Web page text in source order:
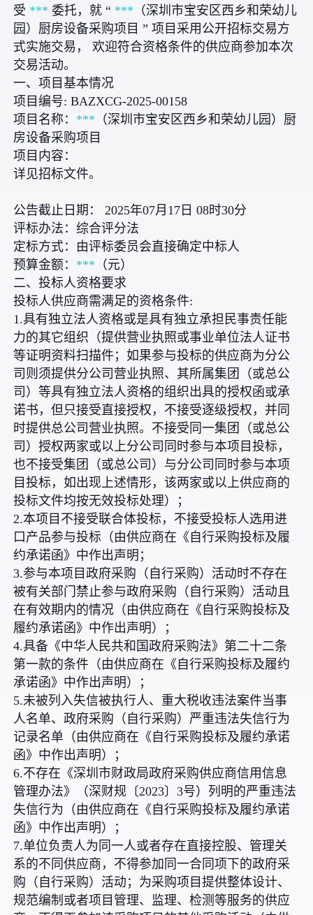
受 *** 委托，就 “ *** （深圳市宝安区西乡和荣幼儿
园）厨房设备采购项目 ” 项目采用公开招标交易方
式实施交易， 欢迎符合资格条件的供应商参加本次
交易活动。
一、项目基本情况
项目编号: BAZXCG-2025-00158
项目名称： *** （深圳市宝安区西乡和荣幼儿园）厨
房设备采购项目
项目内容：
详见招标文件。
公告截止日期： 2025年07月17日 08时30分
评标办法：综合评分法
定标方式：由评标委员会直接确定中标人
预算金额： *** （元）
二、投标人资格要求
投标人供应商需满足的资格条件:
1.具有独立法人资格或是具有独立承担民事责任能
力的其它组织（提供营业执照或事业单位法人证书
等证明资料扫描件；如果参与投标的供应商为分公
司则须提供分公司营业执照、其所属集团（或总公
司）等具有独立法人资格的组织出具的授权函或承
诺书，但只接受直接授权，不接受逐级授权，并同
时提供总公司营业执照。不接受同一集团（或总公
司）授权两家或以上分公司同时参与本项目投标，
也不接受集团（或总公司）与分公司同时参与本项
目投标，如出现上述情形，该两家或以上供应商的
投标文件均按无效投标处理）；
2.本项目不接受联合体投标，不接受投标人选用进
口产品参与投标（由供应商在《自行采购投标及履
约承诺函》中作出声明；
3.参与本项目政府采购（自行采购）活动时不存在
被有关部门禁止参与政府采购（自行采购）活动且
在有效期内的情况（由供应商在《自行采购投标及
履约承诺函》中作出声明）；
4.具备《中华人民共和国政府采购法》第二十二条
第一款的条件（由供应商在《自行采购投标及履约
承诺函》中作出声明）；
5.未被列入失信被执行人、重大税收违法案件当事
人名单、政府采购（自行采购）严重违法失信行为
记录名单（由供应商在《自行采购投标及履约承诺
函》中作出声明）；
6.不存在《深圳市财政局政府采购供应商信用信息
管理办法》（深财规〔2023〕3号）列明的严重违法
失信行为（由供应商在《自行采购投标及履约承诺
函》中作出声明）；
7.单位负责人为同一人或者存在直接控股、管理关
系的不同供应商，不得参加同一合同项下的政府采
购（自行采购）活动；为采购项目提供整体设计、
规范编制或者项目管理、监理、检测等服务的供应